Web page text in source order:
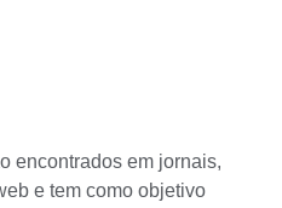
encontrados em jornais,
e tem como objetivo